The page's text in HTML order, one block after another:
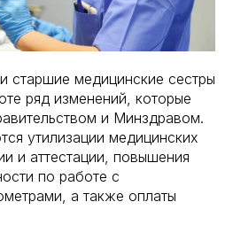
старшие медицинские сестры
ряд изменений, которые
и Минздравом.
утилизации медицинских
и аттестации, повышения
по работе с
а также оплаты